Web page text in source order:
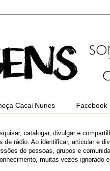
Cacai Nunes Facebook
catalogar, divulgar e
rádio. Ao identificar, articular e
de pessoas, grupos e
muitas vezes ignorado